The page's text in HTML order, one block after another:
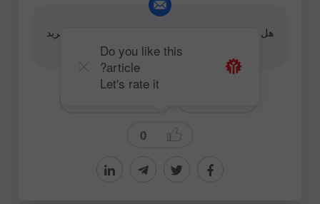
هل لديك سؤال حول المحتوى، برجاء الاتصال على البريد
editorial-board@instaforex.com
0
Do you like this
article?
Let's rate it